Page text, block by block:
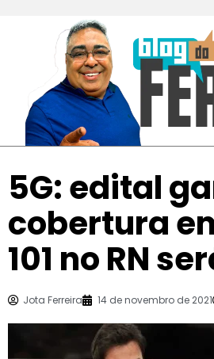
5G: edital
cobertura
101 no RN
Jota Ferreira 14 de novembro de 2021